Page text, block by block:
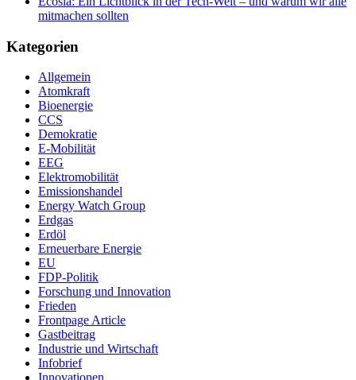
mitmachen sollten
Kategorien
Allgemein
Atomkraft
Bioenergie
CCS
Demokratie
E-Mobilität
EEG
Elektromobilität
Emissionshandel
Energy Watch Group
Erdgas
Erdöl
Erneuerbare Energie
EU
FDP-Politik
Forschung und Innovation
Frieden
Frontpage Article
Gastbeitrag
Industrie und Wirtschaft
Infobrief